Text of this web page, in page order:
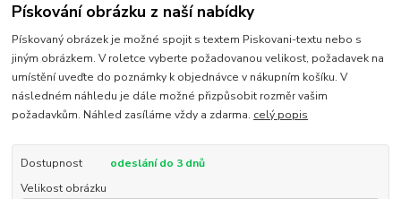
Pískování obrázku z naší nabídky
Pískovaný obrázek je možné spojit s textem Piskovani-textu nebo s
jiným obrázkem. V roletce vyberte požadovanou velikost, požadavek na
umístění uveďte do poznámky k objednávce v nákupním košíku. V
následném náhledu je dále možné přizpůsobit rozměr vašim
požadavkům. Náhled zasíláme vždy a zdarma. celý popis
Dostupnost
odeslání do 3 dnů
Velikost obrázku